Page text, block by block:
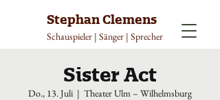
Stephan Clemens
Schauspieler | Sänger | Sprecher
Sister Act
Do., 13. Juli
  |
Theater Ulm – Wilhelmsburg